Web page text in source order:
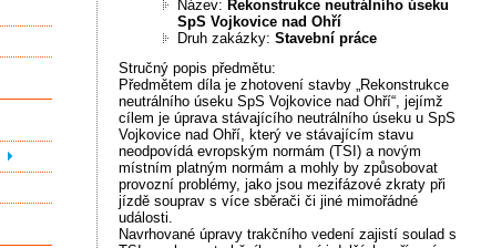
Název:Rekonstrukce neutrálního úseku
SpS Vojkovice nad Ohří
Druh zakázky:Stavební práce
Stručný popis předmětu:
Předmětem díla je zhotovení stavby „Rekonstrukce
neutrálního úseku SpS Vojkovice nad Ohří“, jejímž
cílem je úprava stávajícího neutrálního úseku u SpS
Vojkovice nad Ohří, který ve stávajícím stavu
neodpovídá evropským normám (TSI) a novým
místním platným normám a mohly by způsobovat
provozní problémy, jako jsou mezifázové zkraty při
jízdě souprav s více sběrači či jiné mimořádné
události.
Navrhované úpravy trakčního vedení zajistí soulad s